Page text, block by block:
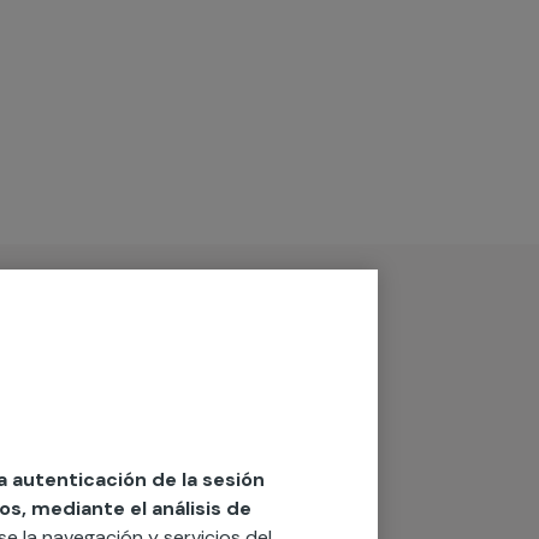
autenticación de la sesión
mediante el análisis de